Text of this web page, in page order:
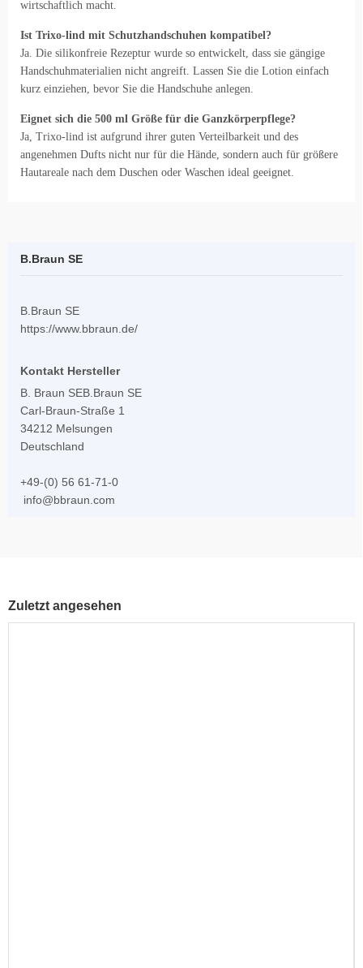
wirtschaftlich macht.
Ist Trixo-lind mit Schutzhandschuhen kompatibel?
Ja. Die silikonfreie Rezeptur wurde so entwickelt, dass sie gängige
Handschuhmaterialien nicht angreift. Lassen Sie die Lotion einfach
kurz einziehen, bevor Sie die Handschuhe anlegen.
Eignet sich die 500 ml Größe für die Ganzkörperpflege?
Ja, Trixo-lind ist aufgrund ihrer guten Verteilbarkeit und des
angenehmen Dufts nicht nur für die Hände, sondern auch für größere
Hautareale nach dem Duschen oder Waschen ideal geeignet.
B.Braun SE
B.Braun SE
https://www.bbraun.de/
Kontakt Hersteller
B. Braun SEB.Braun SE
Carl-Braun-Straße 1
34212 Melsungen
Deutschland
+49-(0) 56 61-71-0
info@bbraun.com
Zuletzt angesehen